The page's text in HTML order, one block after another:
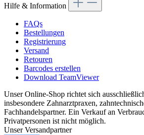
Hilfe & Information
FAQs
Bestellungen
Registrierung
Versand
Retouren
Barcodes erstellen
Download TeamViewer
Unser Online-Shop richtet sich
insbesondere Zahnarztpraxen,
Fachhandelspartner. Ein Verkauf an
Privatpersonen ist nicht möglich.
Unser Versandpartner